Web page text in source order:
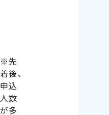
※先
着後、
申込
人数
が多